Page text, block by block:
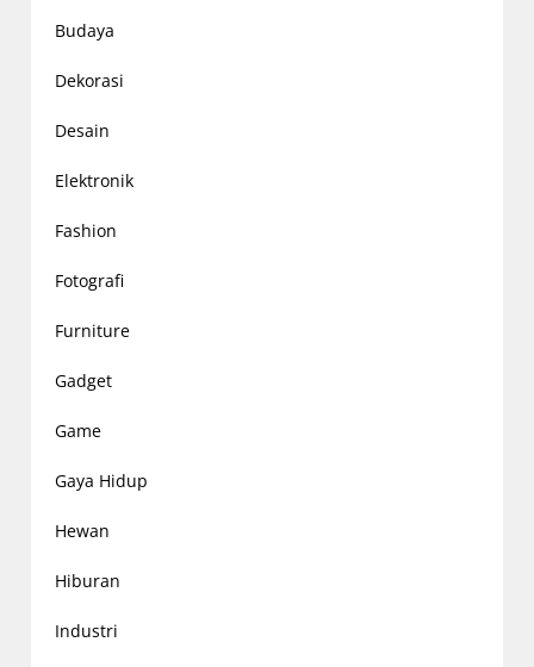
Budaya
Dekorasi
Desain
Elektronik
Fashion
Fotografi
Furniture
Gadget
Game
Gaya Hidup
Hewan
Hiburan
Industri